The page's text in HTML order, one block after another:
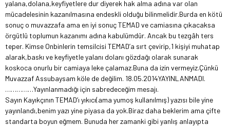
yalana,dolana,keyfiyetlere dur diyerek hak alma adına var olan
mücadelesinin kazanılmasına endeskli olduğu bilinmelidir.Burda en kötü
sonuç o muvazzafa ama en iyi sonuç TEMAD ve camiasına çıkacaksa
örgütlü toplumun kazanımı adına kabulümdür. Ancak bu tezgâh ters
teper. Kimse Onbinlerin temsilcisi TEMAD’a sırt çevirip,1 kişiyi muhatap
alarak,baskı ve keyfiyetle yalanı dolanı gözdağı olarak sunarak
koskoca onurlu bir camiaya leke çalamaz.Buna da izin vermeyiz.Çünkü
Muvazzaf Assubaysam köle de değilim. 18.05.2014YAYINLANMADI.
……………Yayınlanmadığı için sabredeceğim mesajı.
Sayın Kayıkçının TEMAD’ı yıkıcı(ama yumoş kullanılmış) yazısı bile yine
yayınlandı,benim yazı yine piyasa da yok.Biraz daha beklerim ama çifte
standarta boyun eğmem. Bunuda her zamanki gibi yanlış anlayıpta